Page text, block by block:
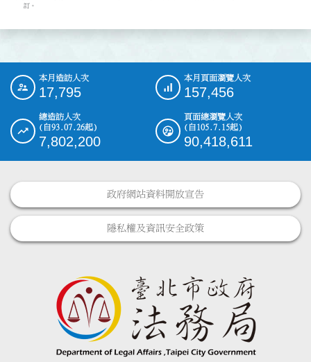
::: 本月造訪人次
17,795
本月頁面瀏覽人次
157,456
總造訪人次
(自93.07.26起)
7,802,200
頁面總瀏覽人次
(自105.7.15起)
90,418,611
政府網站資料開放宣告
隱私權及資訊安全政策